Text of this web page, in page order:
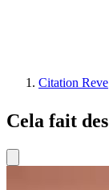
Citation Reve
Cela fait